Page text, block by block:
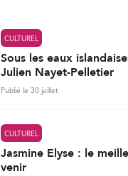
CULTUREL
Sous les eaux
Julien Nayet-Pelletier
Publié le 30 juillet
CULTUREL
Jasmine Elyse : le
venir